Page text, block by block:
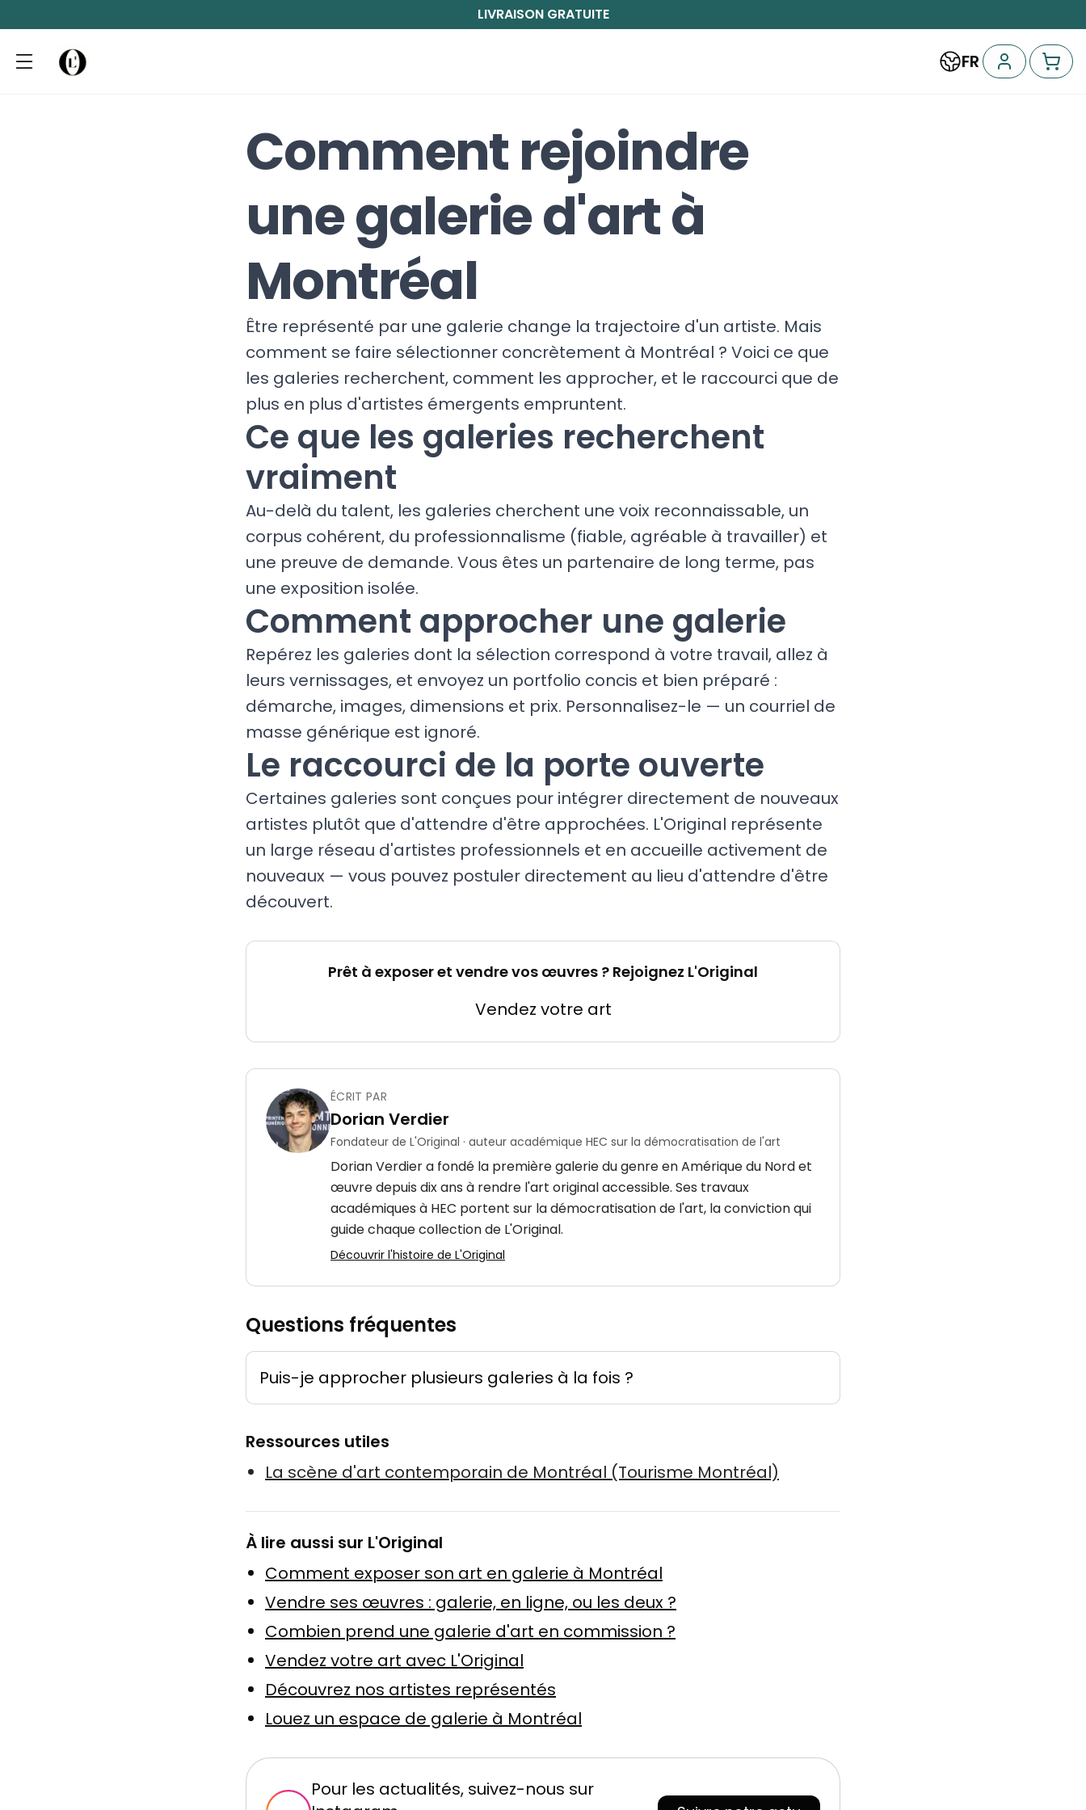
LIVRAISON GRATUITE
FR
Comment rejoindre
une galerie d'art à
Montréal
Être représenté par une galerie change la trajectoire d'un artiste. Mais
comment se faire sélectionner concrètement à Montréal ? Voici ce que
les galeries recherchent, comment les approcher, et le raccourci que de
plus en plus d'artistes émergents empruntent.
Ce que les galeries recherchent
vraiment
Au-delà du talent, les galeries cherchent une voix reconnaissable, un
corpus cohérent, du professionnalisme (fiable, agréable à travailler) et
une preuve de demande. Vous êtes un partenaire de long terme, pas
une exposition isolée.
Comment approcher une galerie
Repérez les galeries dont la sélection correspond à votre travail, allez à
leurs vernissages, et envoyez un portfolio concis et bien préparé :
démarche, images, dimensions et prix. Personnalisez-le — un courriel de
masse générique est ignoré.
Le raccourci de la porte ouverte
Certaines galeries sont conçues pour intégrer directement de nouveaux
artistes plutôt que d'attendre d'être approchées. L'Original représente
un large réseau d'artistes professionnels et en accueille activement de
nouveaux — vous pouvez postuler directement au lieu d'attendre d'être
découvert.
Prêt à exposer et vendre vos œuvres ? Rejoignez L'Original
Vendez votre art
ÉCRIT PAR
Dorian Verdier
Fondateur de L'Original · auteur académique HEC sur la démocratisation de l'art
Dorian Verdier a fondé la première galerie du genre en Amérique du Nord et
œuvre depuis dix ans à rendre l'art original accessible. Ses travaux
académiques à HEC portent sur la démocratisation de l'art, la conviction qui
guide chaque collection de L'Original.
Découvrir l'histoire de L'Original
Questions fréquentes
Puis-je approcher plusieurs galeries à la fois ?
Ressources utiles
La scène d'art contemporain de Montréal (Tourisme Montréal)
À lire aussi sur L'Original
Comment exposer son art en galerie à Montréal
Vendre ses œuvres : galerie, en ligne, ou les deux ?
Combien prend une galerie d'art en commission ?
Vendez votre art avec L'Original
Découvrez nos artistes représentés
Louez un espace de galerie à Montréal
Pour les actualités, suivez-nous sur